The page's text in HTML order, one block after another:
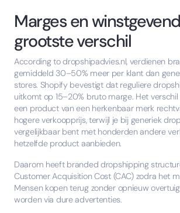
Marges en
grootste verschil
According to dropshipadvies.nl, verdienen
gemiddeld 30–50% meer per klant dan
stores. Shopify bevestigt dat reguliere
uitkomt op 15–20% bruto marge. Het verschil
een product van een herkenbaar merk
hogere verkoopprijs, terwijl je bij generiek
vergelijkbaar bent met honderden andere
hetzelfde product aanbieden.
Daarom heeft branded dropshipping
Customer Acquisition Cost (CAC) zodra het
Mensen kopen terug zonder opnieuw
worden via dure advertenties.